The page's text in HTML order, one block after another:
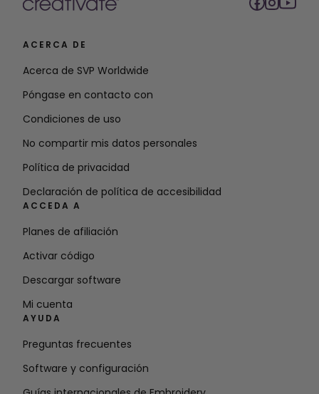
ACERCA DE
Acerca de SVP Worldwide
Póngase en contacto con
Condiciones de uso
No compartir mis datos personales
Política de privacidad
Declaración de política de accesibilidad
ACCEDA A
Planes de afiliación
Activar código
Descargar software
Mi cuenta
AYUDA
Preguntas frecuentes
Software y configuración